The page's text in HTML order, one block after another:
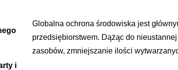
i
Globalna ochrona środowiska jest
przedsiębiorstwem. Dążąc do
zasobów, zmniejszanie ilości